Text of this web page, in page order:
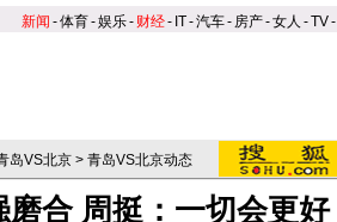
新闻 -体育-娱乐- 财经- IT-汽车- 房产-女人 -TV-
岛VS北京 > 青岛VS北京动态
合 周挺：一切会更好